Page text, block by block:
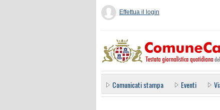
Effettua il login
Comunicati stampa Eventi